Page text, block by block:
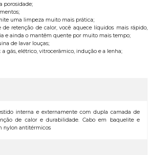
porosidade;
uma limpeza muito mais prática;
de retenção de calor, você aquece líquidos mais rápido,
e ainda o mantêm quente por muito mais tempo;
de lavar louças;
a gás, elétrico, vitrocerâmico, indução e a lenha;
interna e externamente com dupla camada de
de calor e durabilidade. Cabo em baquelite e
nylon antitérmicos